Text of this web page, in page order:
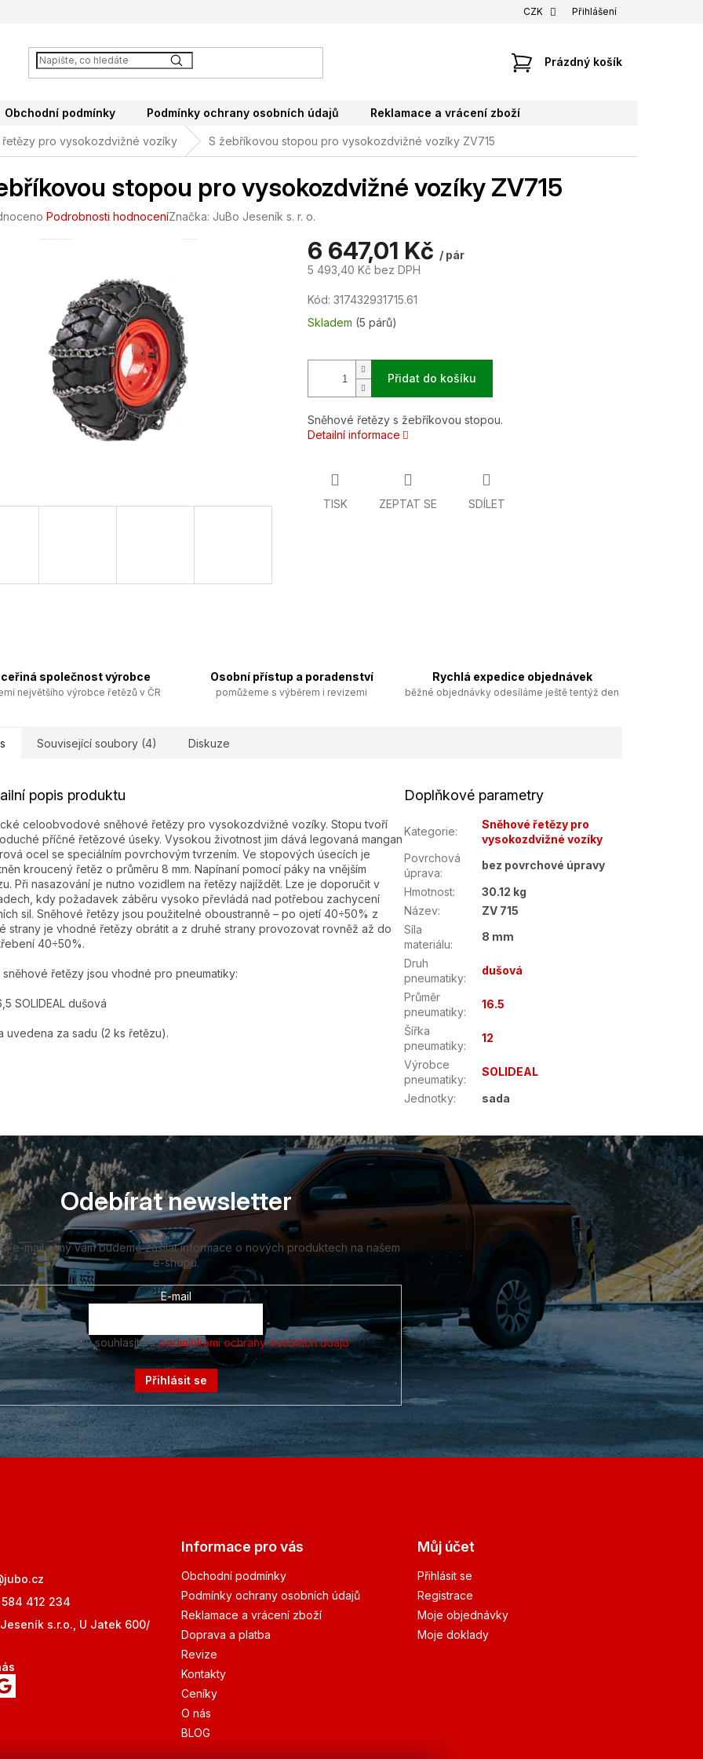
CZK Přihlášení
NÁKUPNÍ
Prázdný košík
Obchodní podmínky Podmínky ochrany osobních údajů Reklamace a vrácení zboží
řetězy pro vysokozdvižné vozíky S žebříkovou stopou pro vysokozdvižné vozíky ZV715
stopou pro vysokozdvižné vozíky ZV715
Podrobnosti hodnoceníZnačka: JuBo Jeseník s. r. o.
6 647,01 Kč / pár
5 493,40 Kč bez DPH
Měrná
cena:
Kód: 317432931715.61
Skladem (5 párů)
Přidat do košíku
Sněhové řetězy s žebříkovou stopou.
Detailní informace
TISK ZEPTAT SE SDÍLET
společnost výrobce
největšího výrobce řetězů v ČR
Osobní přístup a poradenství
pomůžeme s výběrem i revizemi
Rychlá expedice objednávek
běžné objednávky odesíláme ještě tentýž den
Související soubory (4) Diskuze
popis produktu
celoobvodové sněhové řetězy pro vysokozdvižné vozíky. Stopu tvoří
příčné řetězové úseky. Vysokou životnost jim dává legovaná mangan
ocel se speciálním povrchovým tvrzením. Ve stopových úsecích je
kroucený řetěz o průměru 8 mm. Napínaní pomocí páky na vnějším
Při nasazování je nutno vozidlem na řetězy najíždět. Lze je doporučit v
kdy požadavek záběru vysoko převládá nad potřebou zachycení
sil. Sněhové řetězy jsou použitelné oboustranně – po ojetí 40÷50% z
strany je vhodné řetězy obrátit a z druhé strany provozovat rovněž až do
40÷50%.
sněhové řetězy jsou vhodné pro pneumatiky:
SOLIDEAL dušová
uvedena za sadu (2 ks řetězu).
Doplňkové parametry
Kategorie:
Sněhové řetězy pro
vysokozdvižné vozíky
Povrchová
úprava:
bez povrchové úpravy
Hmotnost:
30.12 kg
Název:
ZV 715
Síla
materiálu:
8 mm
Druh
pneumatiky:
dušová
Průměr
pneumatiky:
16.5
Šířka
pneumatiky:
12
Výrobce
pneumatiky:
SOLIDEAL
Jednotky: sada
Odebírat newsletter
e-mail a my vám budeme zasílat informace o nových produktech na našem
e-shopu.
E-mail
Vložením e-mailu souhlasíte spodmínkami ochrany osobních údajů
Přihlásit se
jubo.cz
412 234
s.r.o., U Jatek 600/
Informace pro vás
Obchodní podmínky
Podmínky ochrany osobních údajů
Reklamace a vrácení zboží
Doprava a platba
Revize
Kontakty
Ceníky
O nás
BLOG
Můj účet
Přihlásit se
Registrace
Moje objednávky
Moje doklady